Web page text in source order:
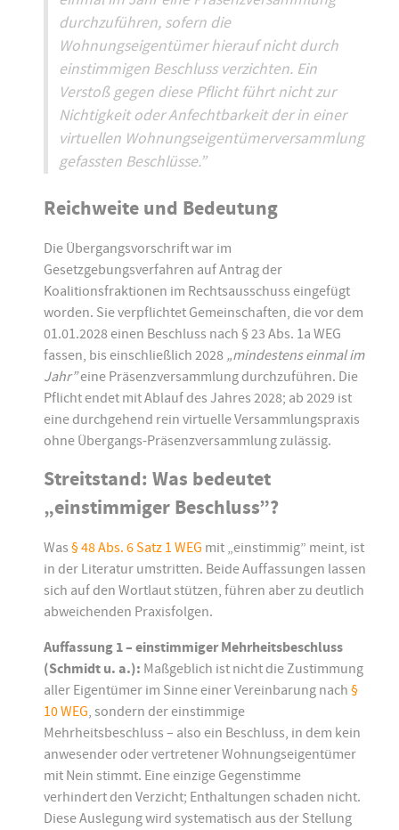
durchzuführen, sofern die
Wohnungseigentümer hierauf nicht durch
einstimmigen Beschluss verzichten. Ein
Verstoß gegen diese Pflicht führt nicht zur
Nichtigkeit oder Anfechtbarkeit der in einer
virtuellen Wohnungseigentümerversammlung
gefassten Beschlüsse.”
Reichweite und Bedeutung
Die Übergangsvorschrift war im
Gesetzgebungsverfahren auf Antrag der
Koalitionsfraktionen im Rechtsausschuss eingefügt
worden. Sie verpflichtet Gemeinschaften, die vor dem
01.01.2028 einen Beschluss nach § 23 Abs. 1a WEG
fassen, bis einschließlich 2028 „mindestens einmal im
Jahr”eine Präsenzversammlung durchzuführen. Die
Pflicht endet mit Ablauf des Jahres 2028; ab 2029 ist
eine durchgehend rein virtuelle Versammlungspraxis
ohne Übergangs-Präsenzversammlung zulässig.
Streitstand: Was bedeutet
„einstimmiger Beschluss”?
Was § 48 Abs. 6 Satz 1 WEG mit „einstimmig” meint, ist
in der Literatur umstritten. Beide Auffassungen lassen
sich auf den Wortlaut stützen, führen aber zu deutlich
abweichenden Praxisfolgen.
Auffassung 1 – einstimmiger Mehrheitsbeschluss
(Schmidt u. a.): Maßgeblich ist nicht die Zustimmung
aller Eigentümer im Sinne einer Vereinbarung nach §
10 WEG , sondern der einstimmige
Mehrheitsbeschluss – also ein Beschluss, in dem kein
anwesender oder vertretener Wohnungseigentümer
mit Nein stimmt. Eine einzige Gegenstimme
verhindert den Verzicht; Enthaltungen schaden nicht.
Diese Auslegung wird systematisch aus der Stellung